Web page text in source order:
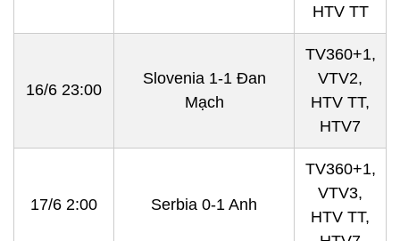
HTV TT
16/6 23:00
Slovenia 1-1 Đan
Mạch
TV360+1,
VTV2,
HTV TT,
HTV7
17/6 2:00 Serbia 0-1 Anh
TV360+1,
VTV3,
HTV TT,